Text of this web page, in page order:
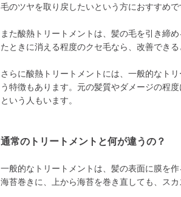
毛のツヤを取り戻したいという方におすすめで
また酸熱トリートメントは、髪の毛を引き締
たときに消える程度のクセ毛なら、改善できる
さらに酸熱トリートメントには、一般的なト
う特徴もあります。元の髪質やダメージの程
という人もいます。
通常のトリートメントと何が違うの？
一般的なトリートメントは、髪の表面に膜を
海苔巻きに、上から海苔を巻き直しても、スカ